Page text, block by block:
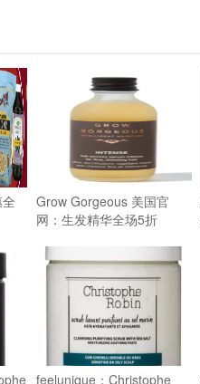
Grow Gorgeous 美国官
网：生发精华全场5折
feelunique：Christophe